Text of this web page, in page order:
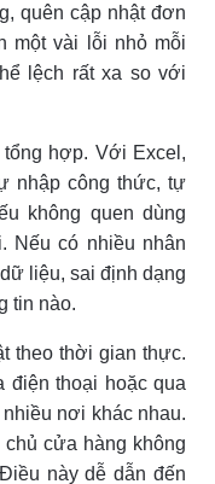
quên cập nhật đơn
một vài lỗi nhỏ mỗi
lệch rất xa so với
hợp. Với Excel,
nhập công thức, tự
không quen dùng
Nếu có nhiều nhân
liệu, sai định dạng
tin nào.
theo thời gian thực.
điện thoại hoặc qua
nơi khác nhau.
cửa hàng không
này dễ dẫn đến